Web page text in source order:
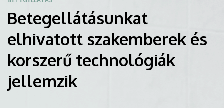
Betegellátásunkat
elhivatott szakemberek és
korszerű technológiák
jellemzik